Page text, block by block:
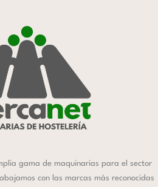
gama de maquinarias para el sector
con las marcas más reconocidas